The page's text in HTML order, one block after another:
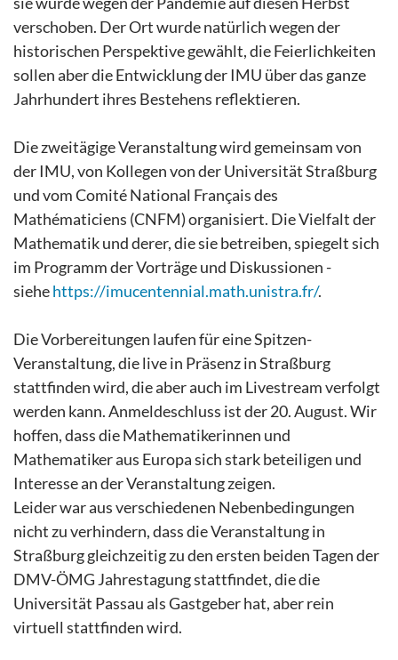
verschoben. Der Ort wurde natürlich wegen der
historischen Perspektive gewählt, die Feierlichkeiten
sollen aber die Entwicklung der IMU über das ganze
Jahrhundert ihres Bestehens reflektieren.
Die zweitägige Veranstaltung wird gemeinsam von
der IMU, von Kollegen von der Universität Straßburg
und vom Comité National Français des
Mathématiciens (CNFM) organisiert. Die Vielfalt der
Mathematik und derer, die sie betreiben, spiegelt sich
im Programm der Vorträge und Diskussionen -
siehehttps://imucentennial.math.unistra.fr/.
Die Vorbereitungen laufen für eine Spitzen-
Veranstaltung, die live in Präsenz in Straßburg
stattfinden wird, die aber auch im Livestream verfolgt
werden kann. Anmeldeschluss ist der 20. August. Wir
hoffen, dass die Mathematikerinnen und
Mathematiker aus Europa sich stark beteiligen und
Interesse an der Veranstaltung zeigen.
Leider war aus verschiedenen Nebenbedingungen
nicht zu verhindern, dass die Veranstaltung in
Straßburg gleichzeitig zu den ersten beiden Tagen der
DMV-ÖMG Jahrestagung stattfindet, die die
Universität Passau als Gastgeber hat, aber rein
virtuell stattfinden wird.